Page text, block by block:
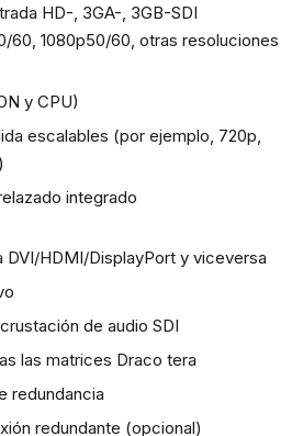
HD-, 3GA-, 3GB-SDI
60, 1080p50/60, otras resoluciones
y CPU)
escalables (por ejemplo, 720p,
integrado
DVI/HDMI/DisplayPort y viceversa
de audio SDI
las matrices Draco tera
redundancia
redundante (opcional)